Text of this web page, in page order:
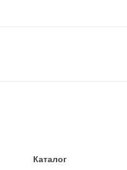
Каталог